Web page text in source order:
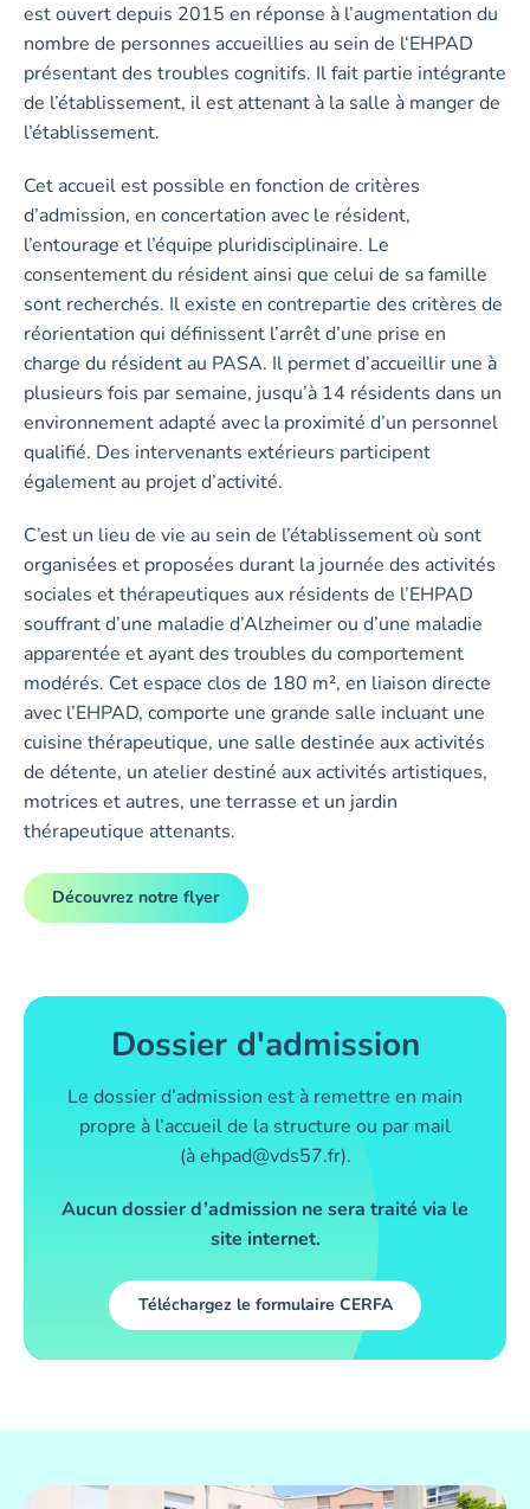
est ouvert depuis 2015 en réponse à l’augmentation du
nombre de personnes accueillies au sein de l‘EHPAD
présentant des troubles cognitifs. Il fait partie intégrante
de l’établissement, il est attenant à la salle à manger de
l’établissement.
Cet accueil est possible en fonction de critères
d’admission, en concertation avec le résident,
l’entourage et l’équipe pluridisciplinaire. Le
consentement du résident ainsi que celui de sa famille
sont recherchés. Il existe en contrepartie des critères de
réorientation qui définissent l’arrêt d’une prise en
charge du résident au PASA. Il permet d’accueillir une à
plusieurs fois par semaine, jusqu’à 14 résidents dans un
environnement adapté avec la proximité d’un personnel
qualifié. Des intervenants extérieurs participent
également au projet d’activité.
C’est un lieu de vie au sein de l’établissement où sont
organisées et proposées durant la journée des activités
sociales et thérapeutiques aux résidents de l’EHPAD
souffrant d’une maladie d’Alzheimer ou d’une maladie
apparentée et ayant des troubles du comportement
modérés. Cet espace clos de 180 m², en liaison directe
avec l’EHPAD, comporte une grande salle incluant une
cuisine thérapeutique, une salle destinée aux activités
de détente, un atelier destiné aux activités artistiques,
motrices et autres, une terrasse et un jardin
thérapeutique attenants.
Découvrez notre flyer
Dossier d'admission
Le dossier d’admission est à remettre en main
propre à l’accueil de la structure ou par mail
(à ehpad@vds57.fr).
Aucun dossier d’admission ne sera traité via le
site internet.
Téléchargez le formulaire CERFA